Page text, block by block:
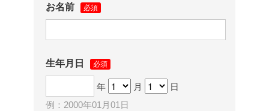
お名前 必須
生年月日 必須
年 月
日
例：2000年01月01日